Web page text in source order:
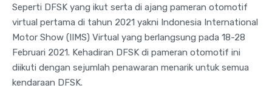
Seperti DFSK yang ikut serta di ajang pameran otomotif
virtual pertama di tahun 2021 yakni Indonesia International
Motor Show (IIMS) Virtual yang berlangsung pada 18-28
Februari 2021. Kehadiran DFSK di pameran otomotif ini
diikuti dengan sejumlah penawaran menarik untuk semua
kendaraan DFSK.